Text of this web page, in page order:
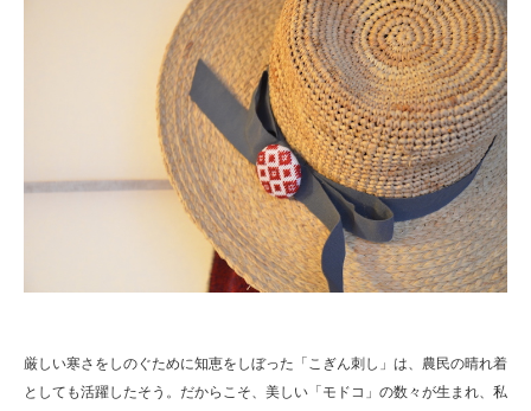
厳しい寒さをしのぐために知恵をしぼった「こぎん刺し」は、農民の晴れ着
としても活躍したそう。だからこそ、美しい「モドコ」の数々が生まれ、私